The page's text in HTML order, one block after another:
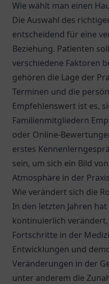
Wie wählt man einen
Die Auswahl des
entscheidend für eine
Beziehung. Patienten
verschiedene Faktoren
gehören die Lage der
Terminen und die
Empfehlenswert ist es,
Familienmitgliedern
oder Online-
erstes
sein, um sich ein Bild
Atmosphäre in der
Wie verändert sich die
In den letzten Jahren
kontinuierlich
Fortschritte in der
Entwicklungen und
Veränderungen in der
unter anderem die